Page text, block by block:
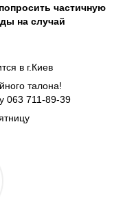
частичную
на случай
в г.Киев
талона!
063 711-89-39